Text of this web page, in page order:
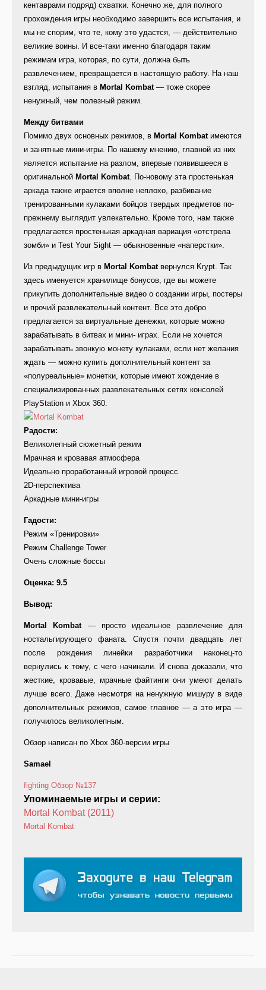
кентаврами подряд) схватки. Конечно же, для полного
прохождения игры необходимо завершить все испытания, и
мы не спорим, что те, кому это удастся, — действительно
великие воины. И все-таки именно благодаря таким
режимам игра, которая, по сути, должна быть
развлечением, превращается в настоящую работу. На наш
взгляд, испытания в Mortal Kombat— тоже скорее
ненужный, чем полезный режим.
Между битвами
Помимо двух основных режимов, в Mortal Kombatимеются
и занятные мини-игры. По нашему мнению, главной из них
является испытание на разлом, впервые появившееся в
оригинальной Mortal Kombat. По-новому эта простенькая
аркада также играется вполне неплохо, разбивание
тренированными кулаками бойцов твердых предметов по-
прежнему выглядит увлекательно. Кроме того, нам также
предлагается простенькая аркадная вариация «отстрела
зомби» и Test Your Sight — обыкновенные «наперстки».
Из предыдущих игр в Mortal Kombatвернулся Krypt. Так
здесь именуется хранилище бонусов, где вы можете
прикупить дополнительные видео о создании игры, постеры
и прочий развлекательный контент. Все это добро
предлагается за виртуальные денежки, которые можно
зарабатывать в битвах и мини- играх. Если не хочется
зарабатывать звонкую монету кулаками, если нет желания
ждать — можно купить дополнительный контент за
«полуреальные» монетки, которые имеют хождение в
специализированных развлекательных сетях консолей
PlayStation и Xbox 360.
Радости:
Великолепный сюжетный режим
Мрачная и кровавая атмосфера
Идеально проработанный игровой процесс
2D-перспектива
Аркадные мини-игры
Гадости:
Режим «Тренировки»
Режим Challenge Tower
Очень сложные боссы
Оценка: 9.5
Вывод:
Mortal Kombat— просто идеальное развлечение для
ностальгирующего фаната. Спустя почти двадцать лет
после рождения линейки разработчики наконец-то
вернулись к тому, с чего начинали. И снова доказали, что
жесткие, кровавые, мрачные файтинги они умеют делать
лучше всего. Даже несмотря на ненужную мишуру в виде
дополнительных режимов, самое главное — а это игра —
получилось великолепным.
Обзор написан по Xbox 360-версии игры
Samael
fighting Обзор №137
Упоминаемые игры и серии:
Mortal Kombat (2011)
Mortal Kombat